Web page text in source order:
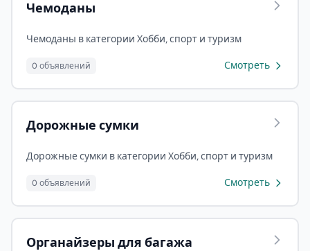
Чемоданы
Чемоданы в категории Хобби, спорт и туризм
0 объявлений Смотреть
Дорожные сумки
Дорожные сумки в категории Хобби, спорт и туризм
0 объявлений Смотреть
Органайзеры для багажа